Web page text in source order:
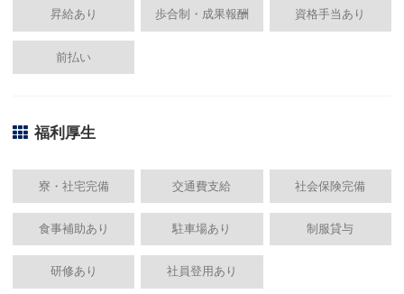
昇給あり 歩合制・成果報酬 資格手当あり
前払い
福利厚生
寮・社宅完備 交通費支給 社会保険完備
食事補助あり 駐車場あり 制服貸与
研修あり 社員登用あり